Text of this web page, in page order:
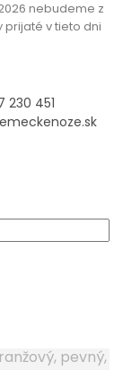
nebudeme z
v tieto dni
230 451